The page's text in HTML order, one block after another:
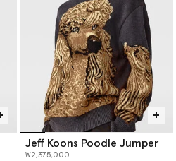
Jeff Koons Poodle Jumper
₩2,375,000